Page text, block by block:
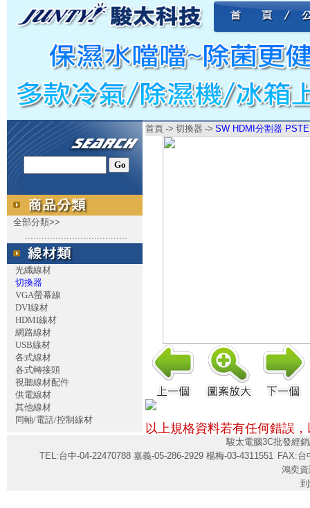
全部分類>>
.....................................
光纖線材
切換器
VGA螢幕線
DVI線材
HDMI線材
網路線材
USB線材
各式線材
各式轉接頭
視聽線材配件
供電線材
其他線材
同軸/電話/控制線材
首頁 -> 切換器 -> SW HDMI分割器
以上規格資料若有任何錯誤
駿太電腦3C批發經
TEL:台中-04-22470788 嘉義-05-286-2929 楊梅-03-4311551 FAX:台
鴻奕